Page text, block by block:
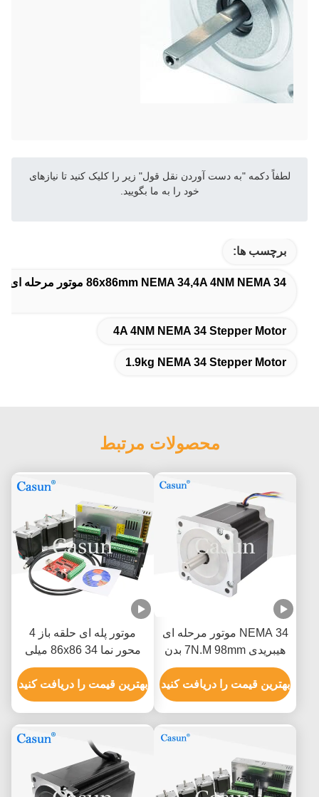
لطفاً دکمه "به دست آوردن نقل قول" زیر را کلیک کنید تا نیازهای
خود را به ما بگویید.
برچسب ها:
86x86mm NEMA 34,4A 4NM NEMA 34 موتور مرحله ای,1.9 کیلو NEMA 34 موتور مرحله ای
4A 4NM NEMA 34 Stepper Motor
1.9kg NEMA 34 Stepper Motor
محصولات مرتبط
NEMA 34 موتور مرحله ای
هیبریدی 7N.M 98mm بدن
بهترین قیمت را دریافت کنید
موتور پله ای حلقه باز 4
محور نما 34 86x86 میلی
متر برای دستگاه CNC
بهترین قیمت را دریافت کنید